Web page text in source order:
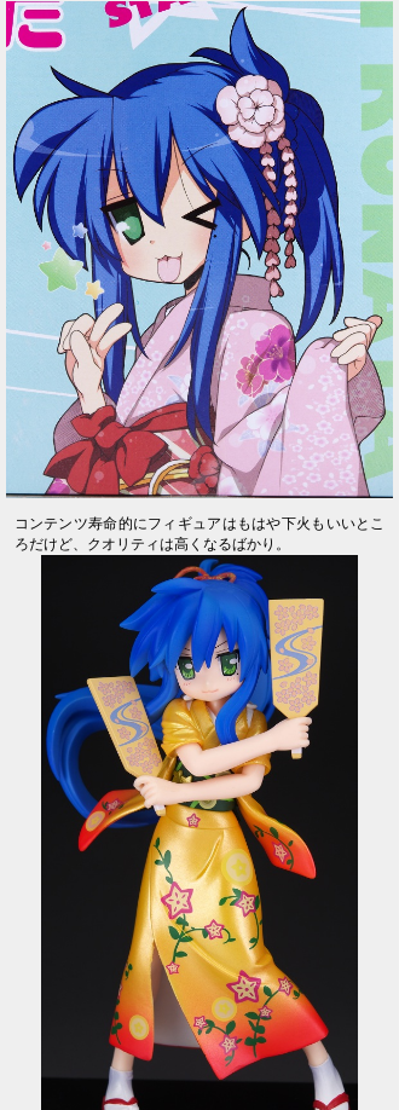
コンテンツ寿命的にフィギュアはもはや下火もいいとこ
ろだけど、クオリティは高くなるばかり。